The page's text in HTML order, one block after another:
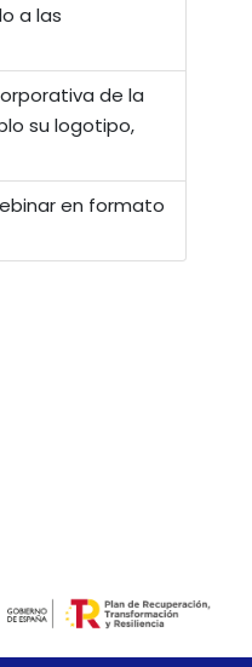
a las
de la
su logotipo,
en formato